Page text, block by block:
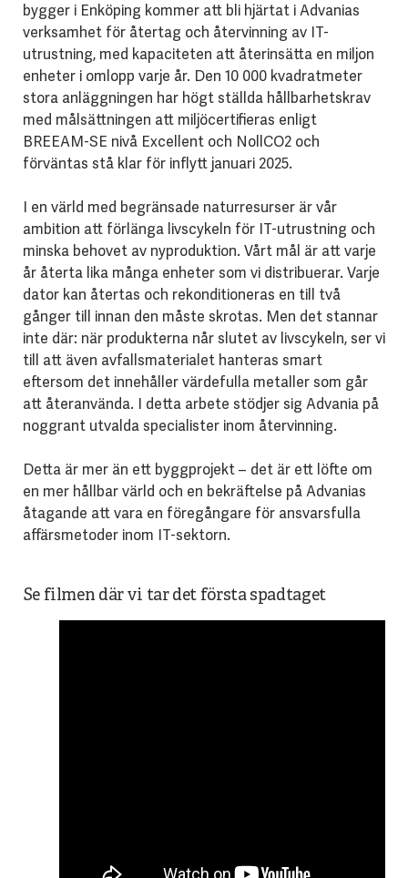
bygger i Enköping kommer att bli hjärtat i Advanias
verksamhet för återtag och återvinning av IT-
utrustning, med kapaciteten att återinsätta en miljon
enheter i omlopp varje år. Den 10 000 kvadratmeter
stora anläggningen har högt ställda hållbarhetskrav
med målsättningen att miljöcertifieras enligt
BREEAM-SE nivå Excellent och NollCO2 och
förväntas stå klar för inflytt januari 2025.
I en värld med begränsade naturresurser är vår
ambition att förlänga livscykeln för IT-utrustning och
minska behovet av nyproduktion. Vårt mål är att varje
år återta lika många enheter som vi distribuerar. Varje
dator kan återtas och rekonditioneras en till två
gånger till innan den måste skrotas. Men det stannar
inte där: när produkterna når slutet av livscykeln, ser vi
till att även avfallsmaterialet hanteras smart
eftersom det innehåller värdefulla metaller som går
att återanvända. I detta arbete stödjer sig Advania på
noggrant utvalda specialister inom återvinning.
Detta är mer än ett byggprojekt – det är ett löfte om
en mer hållbar värld och en bekräftelse på Advanias
åtagande att vara en föregångare för ansvarsfulla
affärsmetoder inom IT-sektorn.
Se filmen där vi tar det första spadtaget